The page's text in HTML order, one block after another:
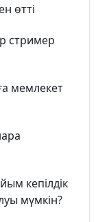
өтті
стример
мемлекет
кепілдік
мүмкін?